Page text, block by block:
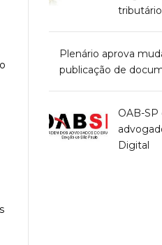
tributário
Plenário aprova
publicação de
OAB-
Digital